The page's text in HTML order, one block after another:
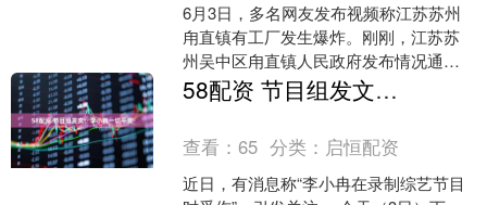
6月3日，多名网友发布视频称江苏苏州
甪直镇有工厂发生爆炸。刚刚，江苏苏
州吴中区甪直镇人民政府发布情况通
报： 今日11时54分，甪直镇一废品回收
仓库发生火灾，消防....
58配资 节目组发文：李小冉一切平安
查看：65 分类： 启恒配资
近日，有消息称“李小冉在录制综艺节目